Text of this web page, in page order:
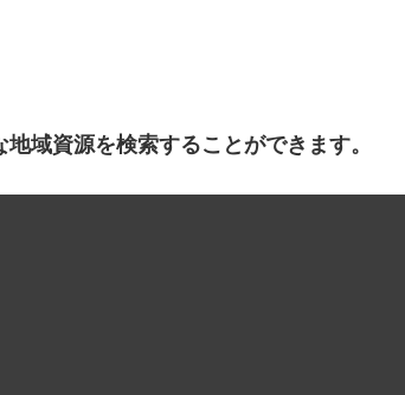
域資源を検索することができます。